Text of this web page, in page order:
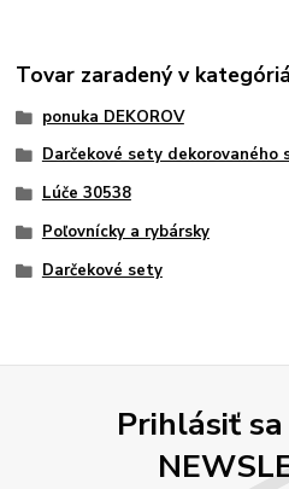
Tovar zaradený v
ponuka DEKOROV
Darčekové sety dekorovaného
Lúče 30538
Poľovnícky a rybársky
Darčekové sety
Prihlásiť